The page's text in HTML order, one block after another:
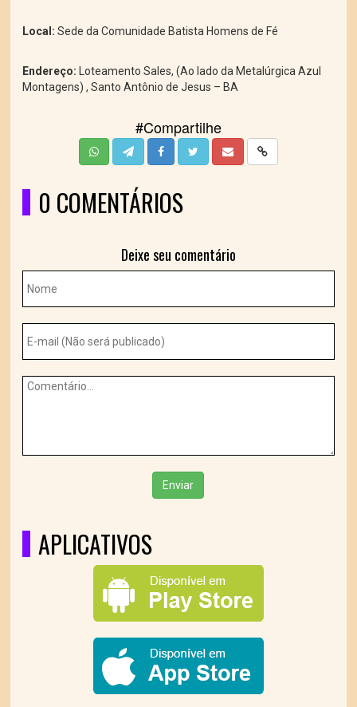
Local: Sede da Comunidade Batista Homens de Fé
Endereço: Loteamento Sales, (Ao lado da Metalúrgica Azul
Montagens) , Santo Antônio de Jesus – BA
#Compartilhe
0 COMENTÁRIOS
Deixe seu comentário
Enviar
APLICATIVOS